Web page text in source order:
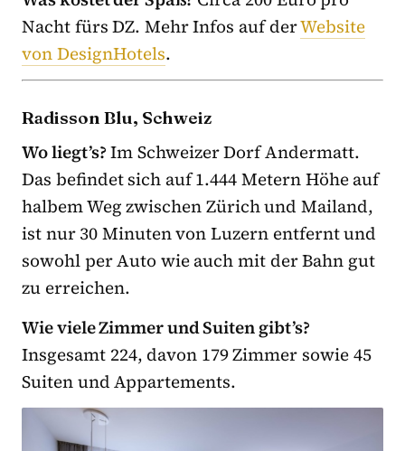
Nacht fürs DZ. Mehr Infos auf derWebsite
von DesignHotels.
Radisson Blu, Schweiz
Wo liegt’s?Im Schweizer Dorf Andermatt.
Das befindet sich auf 1.444 Metern Höhe auf
halbem Weg zwischen Zürich und Mailand,
ist nur 30 Minuten von Luzern entfernt und
sowohl per Auto wie auch mit der Bahn gut
zu erreichen.
Wie viele Zimmer und Suiten gibt’s?
Insgesamt 224, davon 179 Zimmer sowie 45
Suiten und Appartements.